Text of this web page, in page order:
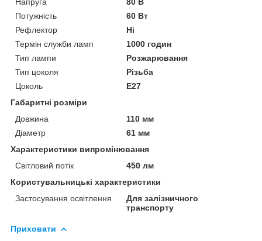
Потужність
60 Вт
Рефлектор
Ні
Термін служби ламп
1000 годин
Тип лампи
Розжарювання
Тип цоколя
Різьба
Цоколь
E27
Габаритні розміри
Довжина
110 мм
Діаметр
61 мм
Характеристики випромінювання
Світловий потік
450 лм
Користувальницькі характеристики
Застосування освітлення
Для залізничного
транспорту
Приховати